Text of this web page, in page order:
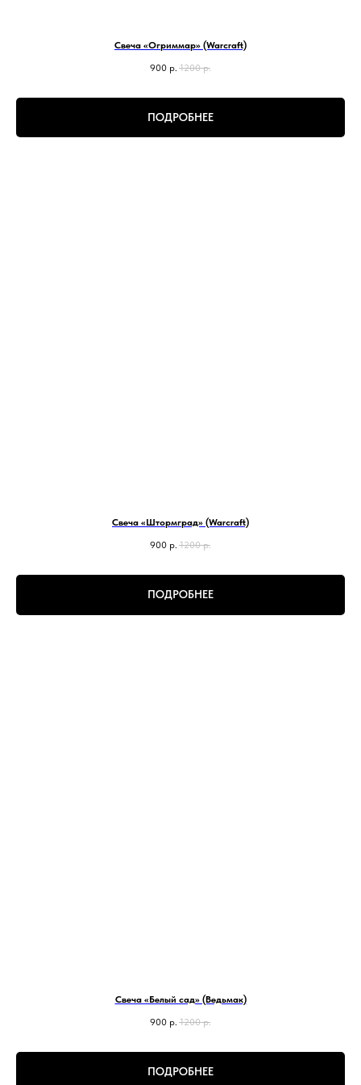
Свеча «Огриммар» (Warcraft)
900 р. 1200 р.
ПОДРОБНЕЕ
Свеча «Штормград» (Warcraft)
900 р. 1200 р.
ПОДРОБНЕЕ
Свеча «Белый сад» (Ведьмак)
900 р. 1200 р.
ПОДРОБНЕЕ